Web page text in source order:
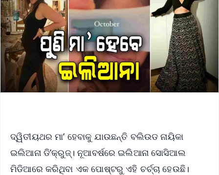
ଦ୍ୱିତୀୟଥର ମା’ ହେବାକୁ ଯାଉଛନ୍ତି ବଲିଉଡ ନାୟିକା
ଇଲିଆନା ଡି’କ୍ରୁଜ୍। ନୂଆବର୍ଷରେ ଇଲିଆନା ସୋସିଆଲ
ମିଡିଆରେ କରିଥିବା ଏକ ପୋଷ୍ଟରୁ ଏହି ଚର୍ଚ୍ଚା ହେଉଛି।